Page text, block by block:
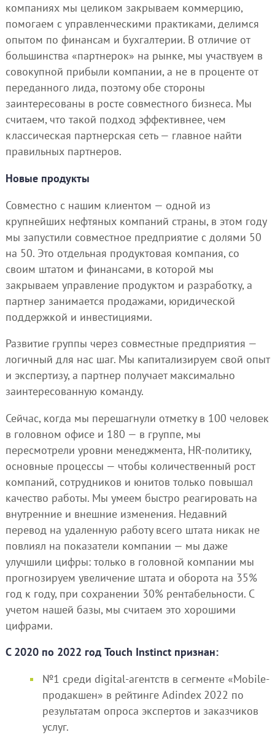
компаниях мы целиком закрываем коммерцию,
помогаем с управленческими практиками, делимся
опытом по финансам и бухгалтерии. В отличие от
большинства «партнерок» на рынке, мы участвуем в
совокупной прибыли компании, а не в проценте от
переданного лида, поэтому обе стороны
заинтересованы в росте совместного бизнеса. Мы
считаем, что такой подход эффективнее, чем
классическая партнерская сеть — главное найти
правильных партнеров.
Новые продукты
Совместно с нашим клиентом — одной из
крупнейших нефтяных компаний страны, в этом году
мы запустили совместное предприятие с долями 50
на 50. Это отдельная продуктовая компания, со
своим штатом и финансами, в которой мы
закрываем управление продуктом и разработку, а
партнер занимается продажами, юридической
поддержкой и инвестициями.
Развитие группы через совместные предприятия —
логичный для нас шаг. Мы капитализируем свой опыт
и экспертизу, а партнер получает максимально
заинтересованную команду.
Сейчас, когда мы перешагнули отметку в 100 человек
в головном офисе и 180 — в группе, мы
пересмотрели уровни менеджмента, HR-политику,
основные процессы — чтобы количественный рост
компаний, сотрудников и юнитов только повышал
качество работы. Мы умеем быстро реагировать на
внутренние и внешние изменения. Недавний
перевод на удаленную работу всего штата никак не
повлиял на показатели компании — мы даже
улучшили цифры: только в головной компании мы
прогнозируем увеличение штата и оборота на 35%
год к году, при сохранении 30% рентабельности. С
учетом нашей базы, мы считаем это хорошими
цифрами.
С 2020 по 2022 год Touch Instinct признан:
№1 среди digital-агентств в сегменте «Mobile-
продакшен» в рейтинге Adindex 2022 по
результатам опроса экспертов и заказчиков
услуг.